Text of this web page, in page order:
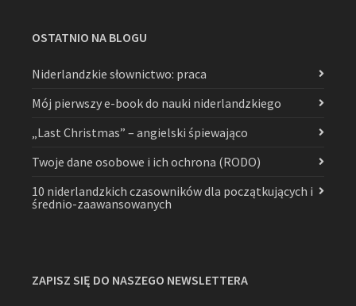
OSTATNIO NA BLOGU
Niderlandzkie słownictwo: praca
Mój pierwszy e-book do nauki niderlandzkiego
„Last Christmas” – angielski śpiewająco
Twoje dane osobowe i ich ochrona (RODO)
10 niderlandzkich czasowników dla początkujących i
średnio-zaawansowanych
ZAPISZ SIĘ DO NASZEGO NEWSLETTERA